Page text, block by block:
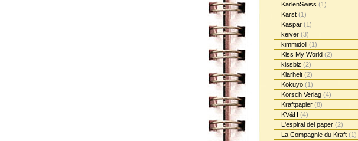
KarlenSwiss (1)
Karst (1)
Kaspar (1)
keiver (3)
kimmidoll (1)
Kiss My World (2)
kissbiz (2)
Klarheit (2)
Kokuyo (1)
Korsch Verlag (4)
Kraftpapier (8)
KV&H (4)
L'espiral del paper (2)
La Compagnie du Kraft (1)